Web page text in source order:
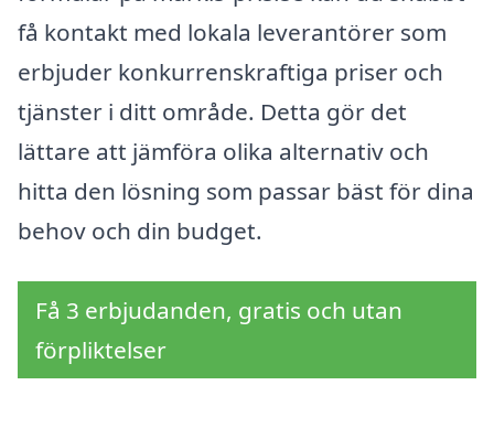
få kontakt med lokala leverantörer som
erbjuder konkurrenskraftiga priser och
tjänster i ditt område. Detta gör det
lättare att jämföra olika alternativ och
hitta den lösning som passar bäst för dina
behov och din budget.
Få 3 erbjudanden, gratis och utan
förpliktelser